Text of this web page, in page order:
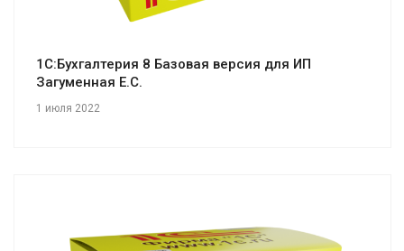
1С:Бухгалтерия 8 Базовая версия для ИП
Загуменная Е.С.
1 июля 2022